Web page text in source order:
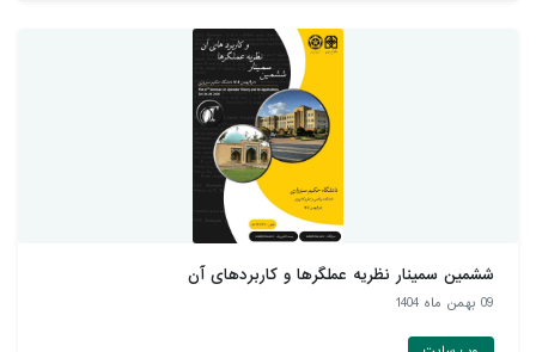
ششمین سمینار نظریه عملگرها و کاربردهای آن
09 بهمن ماه 1404